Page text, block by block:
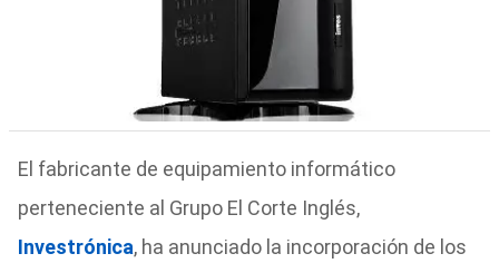
El fabricante de equipamiento informático
perteneciente al Grupo El Corte Inglés,
Investrónica, ha anunciado la incorporación de los